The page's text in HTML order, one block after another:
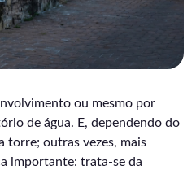
ou mesmo por
de água. E, dependendo do
torre; outras vezes, mais
importante: trata-se da